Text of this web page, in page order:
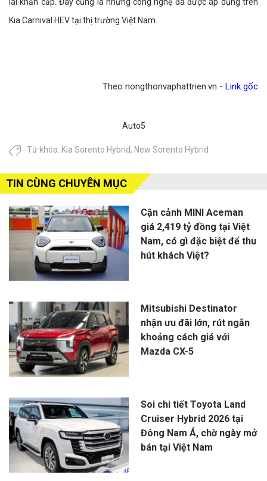
Kia Carnival HEV tại thị trường Việt Nam.
Theo nongthonvaphattrien.vn - Link gốc
Auto5
Từ khóa: Kia Sorento Hybrid, New Sorento Hybrid
TIN CÙNG CHUYÊN MỤC
Cận cảnh MINI Aceman
giá 2,419 tỷ đồng tại Việt
Nam, có gì đặc biệt để thu
hút khách Việt?
Mitsubishi Destinator
nhận ưu đãi lớn, rút ngắn
khoảng cách giá với
Mazda CX-5
Soi chi tiết Toyota Land
Cruiser Hybrid 2026 tại
Đông Nam Á, chờ ngày mở
bán tại Việt Nam